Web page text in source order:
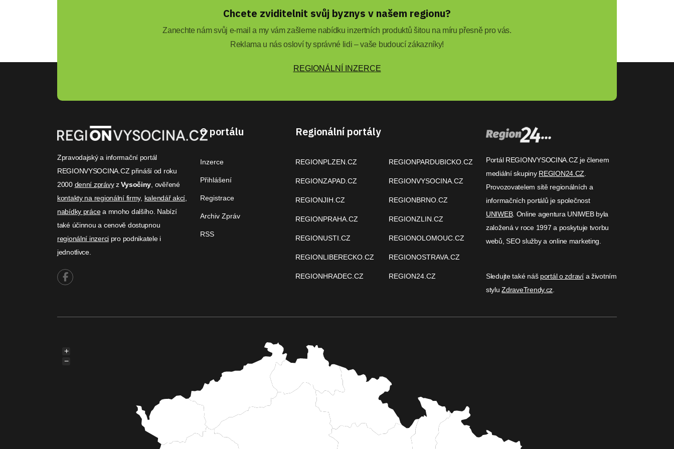
Chcete zviditelnit svůj byznys v našem regionu?
Zanechte nám svůj e-mail a my vám zašleme nabídku inzertních produktů šitou na míru přesně pro vás.
Reklama u nás osloví ty správné lidi – vaše budoucí zákazníky!
REGIONÁLNÍ INZERCE
Zpravodajský a informační portál
REGIONVYSOCINA.CZ přináší od roku
2000 denní zprávyzVysočiny , ověřené
kontakty na regionální firmy, kalendář akcí
nabídky prácea mnoho dalšího. Nabízí
také účinnou a cenově dostupnou
regionální inzercipro podnikatele i
jednotlivce.
O portálu
Inzerce
Přihlášení
Registrace
Archiv Zpráv
RSS
Regionální portály
REGIONPLZEN.CZ
REGIONZAPAD.CZ
REGIONJIH.CZ
REGIONPRAHA.CZ
REGIONUSTI.CZ
REGIONLIBERECKO.CZ
REGIONHRADEC.CZ
REGIONPARDUBICKO.CZ
REGIONVYSOCINA.CZ
REGIONBRNO.CZ
REGIONZLIN.CZ
REGIONOLOMOUC.CZ
REGIONOSTRAVA.CZ
REGION24.CZ
Portál REGIONVYSOCINA.CZ je členem
mediální skupiny REGION24.CZ
Provozovatelem sítě regionálních a
informačních portálů je společnost
UNIWEB. Online agentura UNIWEB byla
založená v roce 1997 a poskytuje tvorbu
webů, SEO služby a online marketing.
Sledujte také náš portál o zdravía životním
styluZdraveTrendy.cz
+
−